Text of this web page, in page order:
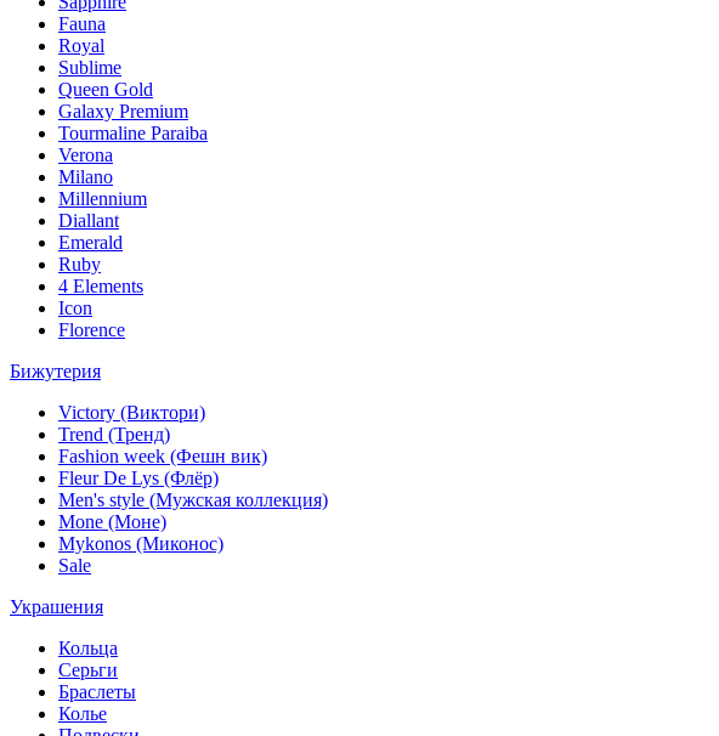
Fauna
Royal
Sublime
Queen Gold
Galaxy Premium
Tourmaline Paraiba
Verona
Milano
Millennium
Diallant
Emerald
Ruby
4 Elements
Icon
Florence
Бижутерия
Victory (Виктори)
Trend (Тренд)
Fashion week (Фешн вик)
Fleur De Lys (Флёр)
Men's style (Мужская коллекция)
Mone (Моне)
Mykonos (Миконос)
Sale
Украшения
Кольца
Серьги
Браслеты
Колье